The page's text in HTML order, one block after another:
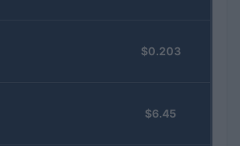
$0.203
$6.45